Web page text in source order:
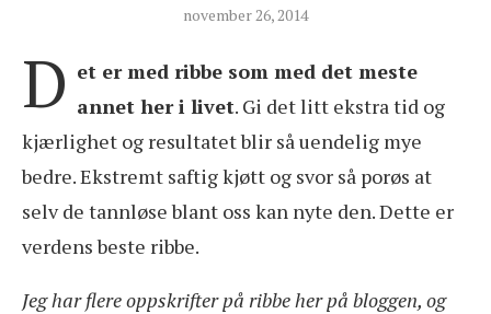
november 26, 2014
D et er med ribbe som med det meste
annet her i livet. Gi det litt ekstra tid og
kjærlighet og resultatet blir så uendelig mye
bedre. Ekstremt saftig kjøtt og svor så porøs at
selv de tannløse blant oss kan nyte den. Dette er
verdens beste ribbe.
Jeg har flere oppskrifter på ribbe her på bloggen, og